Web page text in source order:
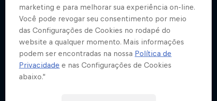
marketing e para melhorar sua experiência on-line.
Você pode revogar seu consentimento por meio
das Configurações de Cookies no rodapé do
website a qualquer momento. Mais informações
podem ser encontradas na nossa Política de
Privacidade e nas Configurações de Cookies
abaixo.”